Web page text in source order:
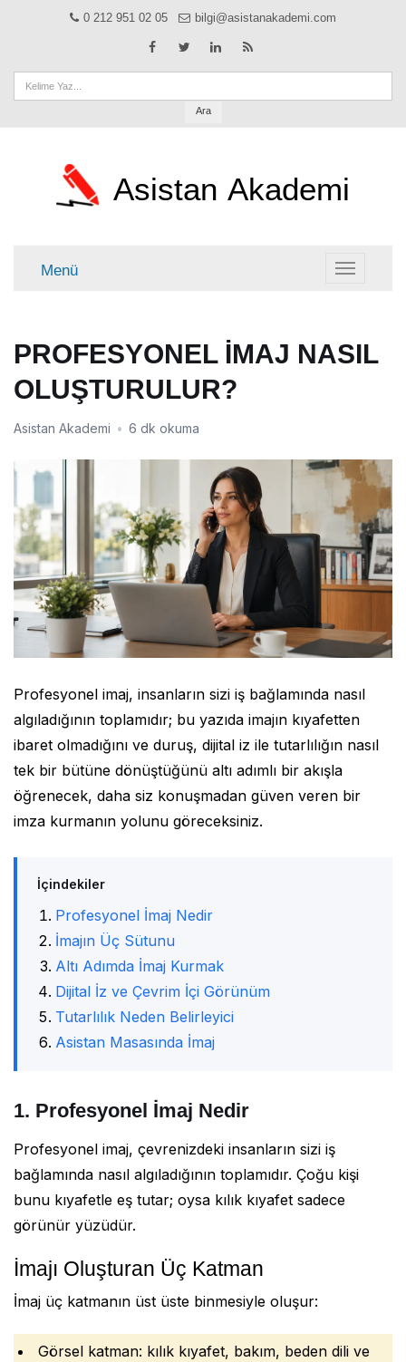
0 212 951 02 05 bilgi@asistanakademi.com
Ara
Asistan Akademi
Menü Menü
PROFESYONEL İMAJ NASIL
OLUŞTURULUR?
Asistan Akademi • 6 dk okuma
Profesyonel imaj, insanların sizi iş bağlamında nasıl
algıladığının toplamıdır; bu yazıda imajın kıyafetten
ibaret olmadığını ve duruş, dijital iz ile tutarlılığın nasıl
tek bir bütüne dönüştüğünü altı adımlı bir akışla
öğrenecek, daha siz konuşmadan güven veren bir
imza kurmanın yolunu göreceksiniz.
İçindekiler
Profesyonel İmaj Nedir
İmajın Üç Sütunu
Altı Adımda İmaj Kurmak
Dijital İz ve Çevrim İçi Görünüm
Tutarlılık Neden Belirleyici
Asistan Masasında İmaj
1. Profesyonel İmaj Nedir
Profesyonel imaj, çevrenizdeki insanların sizi iş
bağlamında nasıl algıladığının toplamıdır. Çoğu kişi
bunu kıyafetle eş tutar; oysa kılık kıyafet sadece
görünür yüzüdür.
İmajı Oluşturan Üç Katman
İmaj üç katmanın üst üste binmesiyle oluşur:
Görsel katman: kılık kıyafet, bakım, beden dili ve